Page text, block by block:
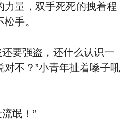
力量，双手死死的拽着程
手。
强盗，还什么认识一
不？”小青年扯着嗓子吼
氓！”